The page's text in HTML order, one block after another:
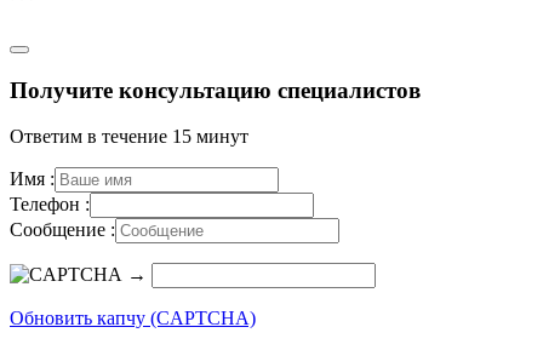
Получите консультацию специалистов
Ответим в течение 15 минут
Имя :
Телефон :
Сообщение :
→
Обновить капчу (CAPTCHA)